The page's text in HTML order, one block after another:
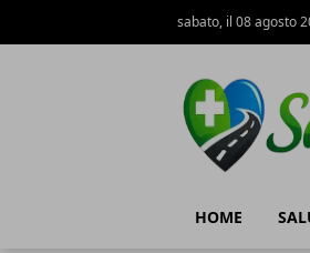
sabato, il 08 agosto
HOME